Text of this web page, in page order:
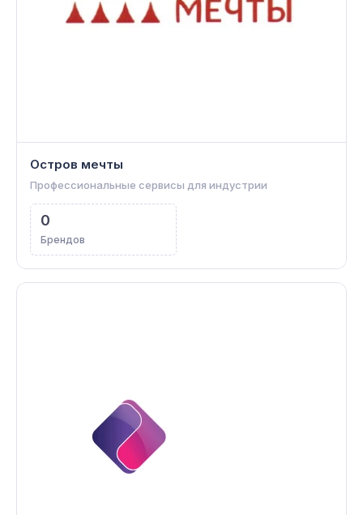
Остров мечты
Профессиональные сервисы для индустрии
0
Брендов